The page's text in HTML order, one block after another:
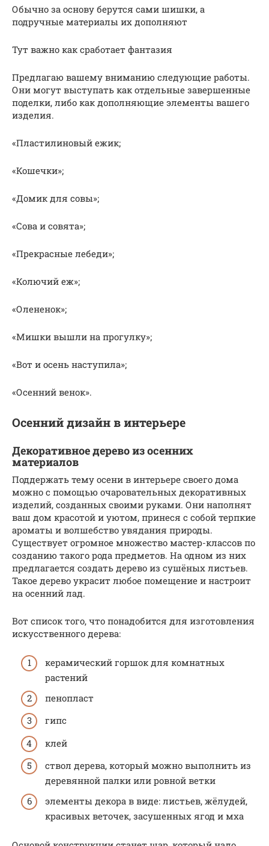
Обычно за основу берутся сами шишки, а
подручные материалы их дополняют
Тут важно как сработает фантазия
Предлагаю вашему вниманию следующие работы.
Они могут выступать как отдельные завершенные
поделки, либо как дополняющие элементы вашего
изделия.
«Пластилиновый ежик;
«Кошечки»;
«Домик для совы»;
«Сова и совята»;
«Прекрасные лебеди»;
«Колючий еж»;
«Олененок»;
«Мишки вышли на прогулку»;
«Вот и осень наступила»;
«Осенний венок».
Осенний дизайн в интерьере
Декоративное дерево из осенних
материалов
Поддержать тему осени в интерьере своего дома
можно с помощью очаровательных декоративных
изделий, созданных своими руками. Они наполнят
ваш дом красотой и уютом, принеся с собой терпкие
ароматы и волшебство увядания природы.
Существует огромное множество мастер-классов по
созданию такого рода предметов. На одном из них
предлагается создать дерево из сушёных листьев.
Такое дерево украсит любое помещение и настроит
на осенний лад.
Вот список того, что понадобится для изготовления
искусственного дерева:
керамический горшок для комнатных
растений
пенопласт
гипс
клей
ствол дерева, который можно выполнить из
деревянной палки или ровной ветки
элементы декора в виде: листьев, жёлудей,
красивых веточек, засушенных ягод и мха